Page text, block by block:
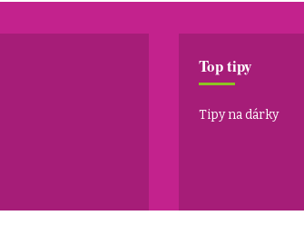
Top tipy
Tipy na dárky